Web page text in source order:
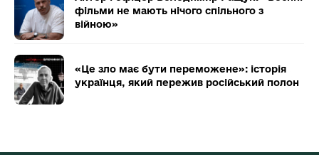
фільми не мають нічого спільного з
війною»
«Це зло має бути переможене»: історія
українця, який пережив російський полон